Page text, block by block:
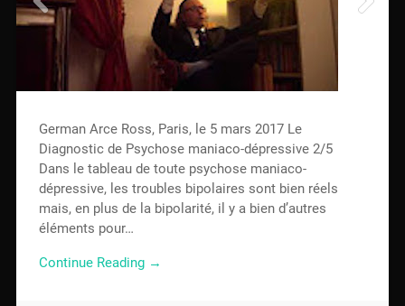
German Arce Ross, Paris, le 5 mars 2017 Le
Diagnostic de Psychose maniaco-dépressive 2/5
Dans le tableau de toute psychose maniaco-
dépressive, les troubles bipolaires sont bien réels
mais, en plus de la bipolarité, il y a bien d’autres
éléments pour…
Continue Reading →